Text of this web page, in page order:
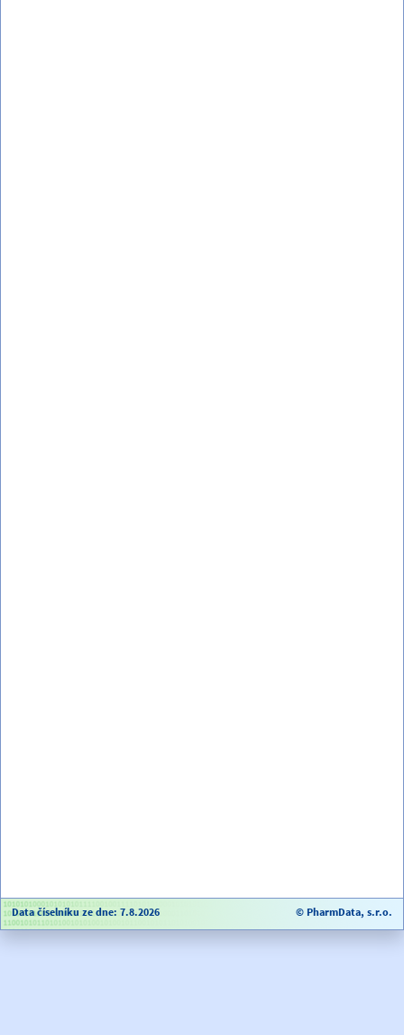
Data číselníku ze dne: 7.8.2026 © PharmData, s.r.o.